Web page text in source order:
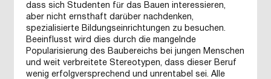
dass sich Studenten für das Bauen interessieren,
aber nicht ernsthaft darüber nachdenken,
spezialisierte Bildungseinrichtungen zu besuchen.
Beeinflusst wird dies durch die mangelnde
Popularisierung des Baubereichs bei jungen Menschen
und weit verbreitete Stereotypen, dass dieser Beruf
wenig erfolgversprechend und unrentabel sei. Alle